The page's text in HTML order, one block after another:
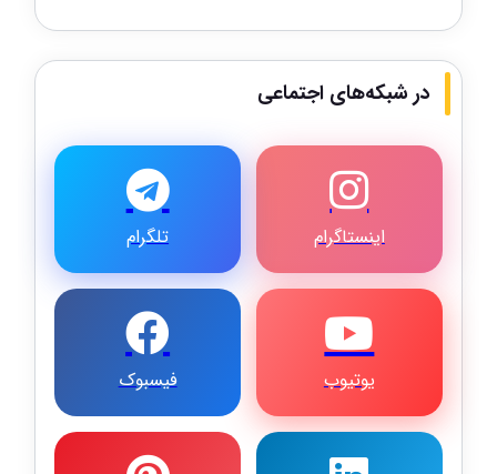
در شبکه‌های اجتماعی
اینستاگرام تلگرام
یوتیوب فیسبوک